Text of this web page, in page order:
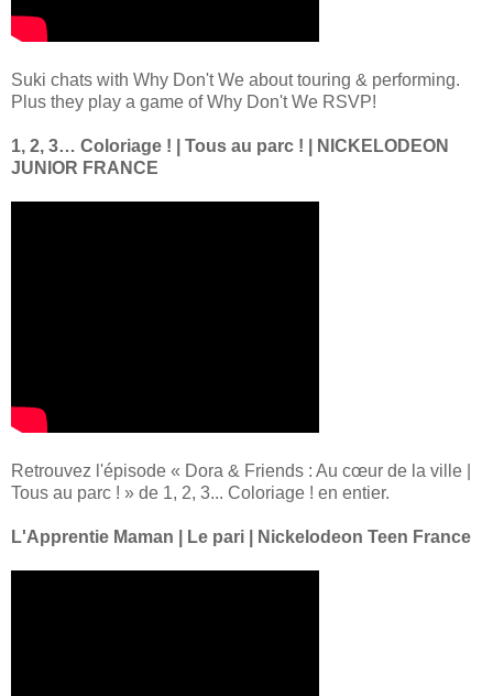
Suki chats with Why Don't We about touring & performing.
Plus they play a game of Why Don't We RSVP!
1, 2, 3… Coloriage ! | Tous au parc ! | NICKELODEON
JUNIOR FRANCE
Retrouvez l'épisode « Dora & Friends : Au cœur de la ville |
Tous au parc ! » de 1, 2, 3... Coloriage ! en entier.
L'Apprentie Maman | Le pari | Nickelodeon Teen France